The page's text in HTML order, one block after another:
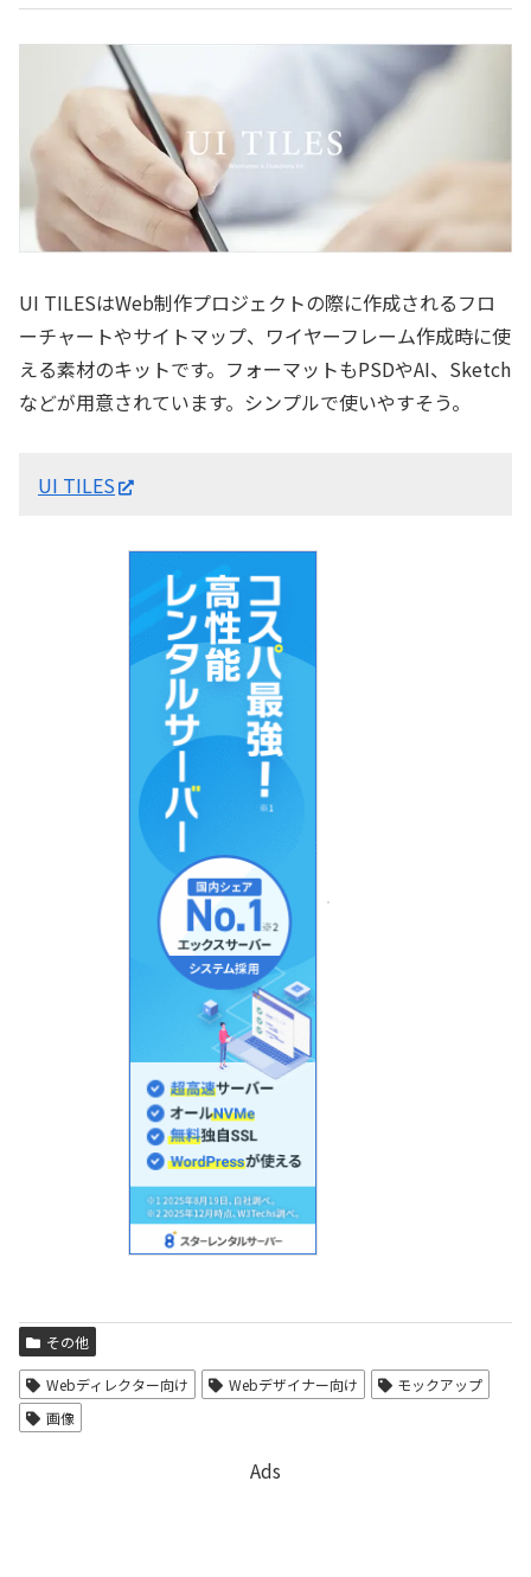
UI TILESはWeb制作プロジェクトの際に作成されるフロ
ーチャートやサイトマップ、ワイヤーフレーム作成時に使
える素材のキットです。フォーマットもPSDやAI、Sketch
などが用意されています。シンプルで使いやすそう。
UI TILES
その他
Webディレクター向け Webデザイナー向け
モックアップ
画像
Ads